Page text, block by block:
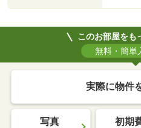
このお部屋をも
無料・簡単
実際に物件
写真 初期